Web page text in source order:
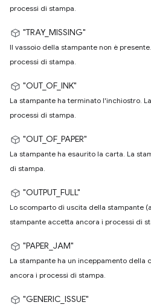
processi di stampa.
"TRAY_MISSING"
Il vassoio della stampante non è
processi di stampa.
"OUT_OF_INK"
La stampante ha terminato l'inchiostro.
processi di stampa.
"OUT_OF_PAPER"
La stampante ha esaurito la carta. La
di stampa.
"OUTPUT_FULL"
Lo scomparto di uscita della stampante
stampante accetta ancora i processi di
"PAPER_JAM"
La stampante ha un inceppamento della
ancora i processi di stampa.
"GENERIC_ISSUE"